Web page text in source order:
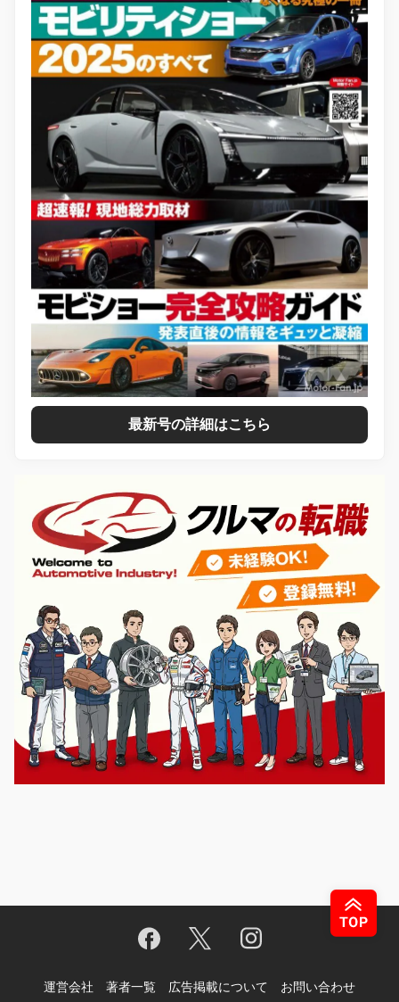
最新号の詳細はこちら
運営会社 著者一覧 広告掲載について お問い合わせ